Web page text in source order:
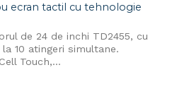
ecran tactil cu tehnologie
de 24 de inchi TD2455, cu
10 atingeri simultane.
Touch,...